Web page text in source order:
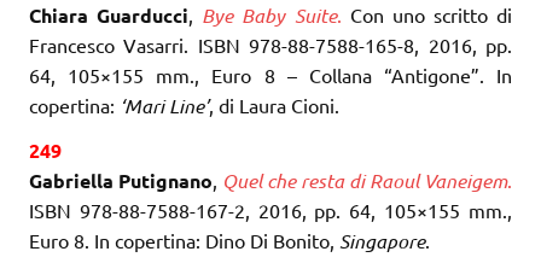
Chiara Guarducci, Bye Baby Suite. Con uno scritto di
Francesco Vasarri. ISBN 978-88-7588-165-8, 2016, pp.
64, 105×155 mm., Euro 8 – Collana “Antigone”. In
copertina: ‘Mari Line’, di Laura Cioni.
249
Gabriella Putignano, Quel che resta di Raoul Vaneigem.
ISBN 978-88-7588-167-2, 2016, pp. 64, 105×155 mm.,
Euro 8. In copertina: Dino Di Bonito, Singapore.